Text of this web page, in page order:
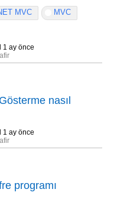
MVC
MVC
1 ay önce
nasıl
1 ay önce
programı